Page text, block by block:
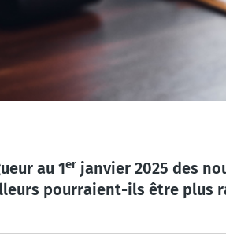
au 1er janvier 2025 des
pourraient-ils être plus